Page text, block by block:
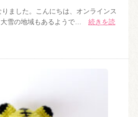
ました。こんにちは、オンラインス
大雪の地域もあるようで… 続きを読